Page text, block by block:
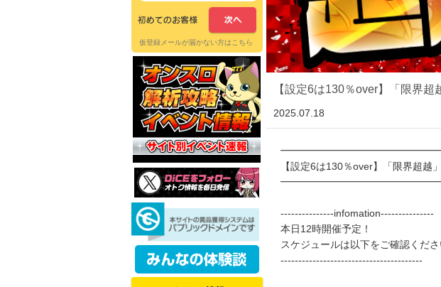
【設定6は130％over】「限界超
2025.07.18
【設定6は130％over】「限界超越
---------------infomation---------------
本日12時開催予定！
スケジュールは以下をご確認くださ
----------------------------------------
仮登録メールが届かない方はこちら